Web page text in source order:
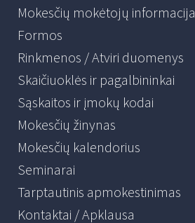
Mokesčių mokėtojų informacija
Formos
Rinkmenos / Atviri duomenys
Skaičiuoklės ir pagalbininkai
Sąskaitos ir įmokų kodai
Mokesčių žinynas
Mokesčių kalendorius
Seminarai
Tarptautinis apmokestinimas
Kontaktai / Apklausa